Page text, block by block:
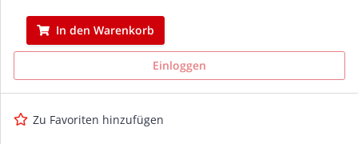
In den Warenkorb
Einloggen
Zu Favoriten hinzufügen